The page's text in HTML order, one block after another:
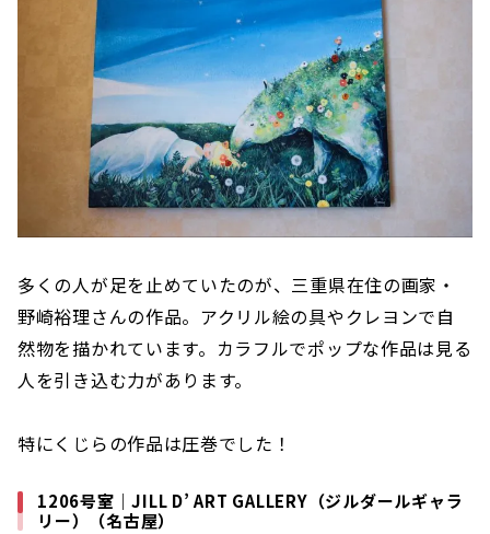
多くの人が足を止めていたのが、三重県在住の画家・
野崎裕理さんの作品。アクリル絵の具やクレヨンで自
然物を描かれています。カラフルでポップな作品は見る
人を引き込む力があります。
特にくじらの作品は圧巻でした！
1206号室｜JILL D’ ART GALLERY（ジルダールギャラ
リー）（名古屋）